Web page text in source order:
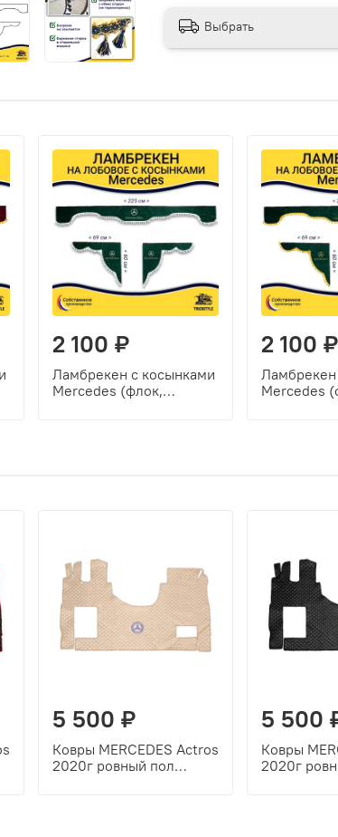
Выбрать
2 100 ₽
Ламбрекен с косынками
Mercedes (флок,
2 100 ₽
Mercedes
5 500 ₽
Ковры MERCEDES Actros
2020г ровный пол
5 500
Ковры
2020г